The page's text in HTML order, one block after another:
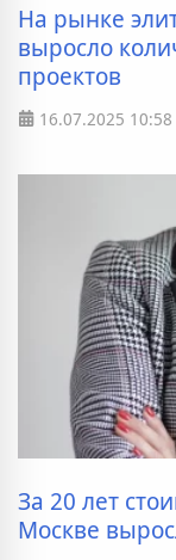
На рынке
выросло
проектов
16.07.2025 10:58
За 20 лет
Москве